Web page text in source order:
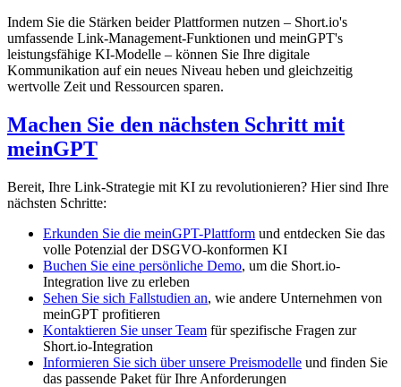
Indem Sie die Stärken beider Plattformen nutzen – Short.io's
umfassende Link-Management-Funktionen und meinGPT's
leistungsfähige KI-Modelle – können Sie Ihre digitale
Kommunikation auf ein neues Niveau heben und gleichzeitig
wertvolle Zeit und Ressourcen sparen.
Machen Sie den nächsten Schritt mit
meinGPT
Bereit, Ihre Link-Strategie mit KI zu revolutionieren? Hier sind Ihre
nächsten Schritte:
Erkunden Sie die meinGPT-Plattform und entdecken Sie das
volle Potenzial der DSGVO-konformen KI
Buchen Sie eine persönliche Demo, um die Short.io-
Integration live zu erleben
Sehen Sie sich Fallstudien an, wie andere Unternehmen von
meinGPT profitieren
Kontaktieren Sie unser Team für spezifische Fragen zur
Short.io-Integration
Informieren Sie sich über unsere Preismodelle und finden Sie
das passende Paket für Ihre Anforderungen